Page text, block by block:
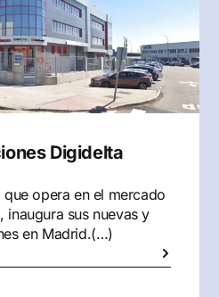
Digidelta
opera en el mercado
sus nuevas y
en Madrid.(…)